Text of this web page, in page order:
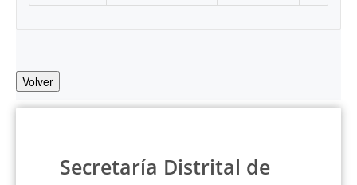
Volver
Secretaría Distrital de